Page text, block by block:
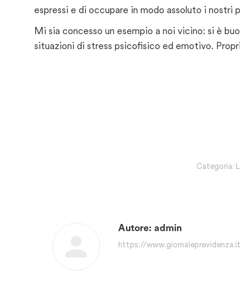
espressi e di occupare in modo assoluto i nostri
Mi sia concesso un esempio a noi vicino: si è
situazioni di stress psicofisico ed emotivo.
Categoria:
Autore: admin
https://www.giornaleprevidenza.it